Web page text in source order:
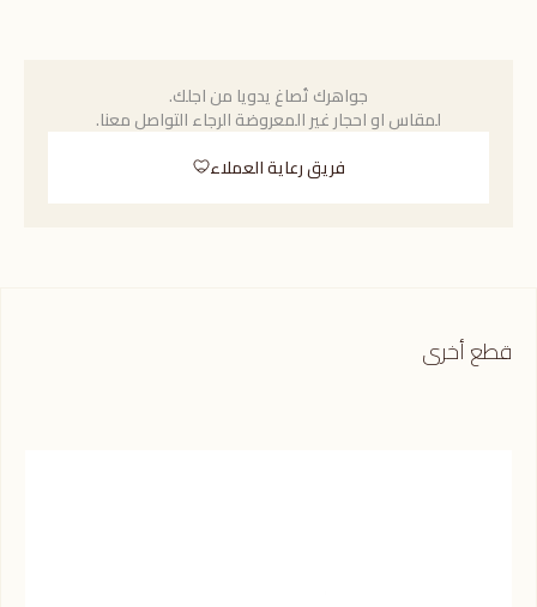
جواهرك تُصاغ يدويا من اجلك.
لمقاس او احجار غير المعروضة الرجاء التواصل معنا.
فريق رعاية العملاء
قطع أخرى